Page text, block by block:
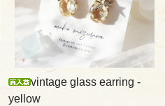
vintage glass earring -
yellow